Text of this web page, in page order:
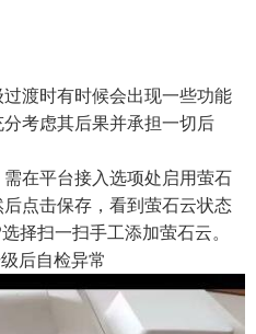
渡时有时候会出现一些功能
考虑其后果并承担一切后
在平台接入选项处启用萤石
点击保存，看到萤石云状态
择扫一扫手工添加萤石云。
后自检异常